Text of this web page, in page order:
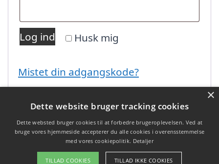
Husk mig
Log ind
Mistet din adgangskode?
Copyright 2026 - Pilanto Aps
×
Dette website bruger tracking cookies
Dette websted bruger cookies til at forbedre brugeroplevelsen. Ved at
bruge vores hjemmeside accepterer du alle cookies i overensstemmelse
med vores cookiepolitik. Detaljer
TILLAD COOKIES TILLAD IKKE COOKIES